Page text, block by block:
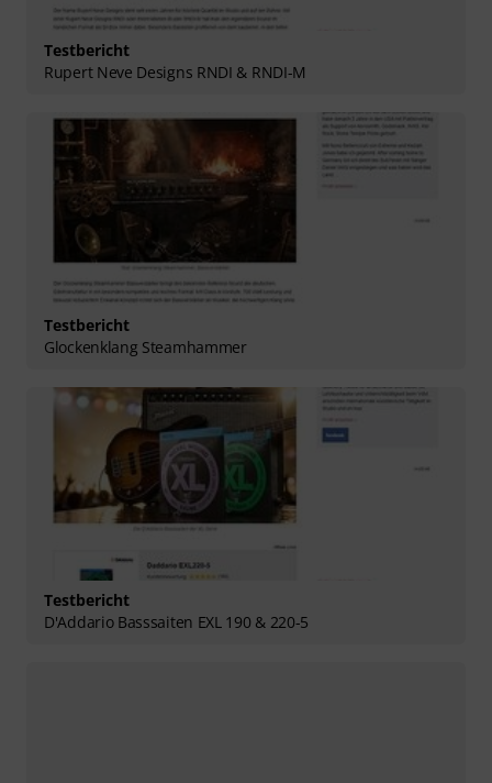
Testbericht
Rupert Neve Designs RNDI & RNDI-M
Testbericht
Glockenklang Steamhammer
Testbericht
D'Addario Basssaiten EXL 190 & 220-5